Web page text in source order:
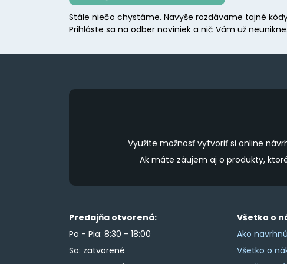
may
be
on
product
Stále niečo chystáme. Navyše rozdávame tajné
Prihláste sa na odber noviniek a nič Vám už neunikne.
Využite možnosť vytvoriť si online
Ak máte záujem aj o produkty,
Predajňa otvorená:
Po - Pia: 8:30 - 18:00
So: zatvorené
Všetko o
Ako
Všetko o